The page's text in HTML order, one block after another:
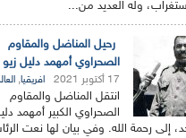
وله العديد من...
رحيل المناضل والمقاوم
الصحراوي أمهمد دليل زيو
17 أكتوبر 2021 افريقيا,
انتقل المناضل والمقاوم
الصحراوي الكبير أمهمد
إلى رحمة الله. وفي بيان لها نعت